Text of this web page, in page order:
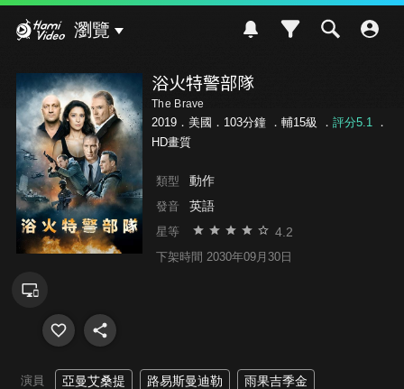
瀏覽
浴火特警部隊
The Brave
2019．美國．103分鐘 ． 輔15級 ． 評分5.1．
HD畫質
類型 動作
發音 英語
星等 4.2
下架時間 2030年09月30日
演員 亞曼艾桑提 路易斯曼迪勒
雨果吉季金